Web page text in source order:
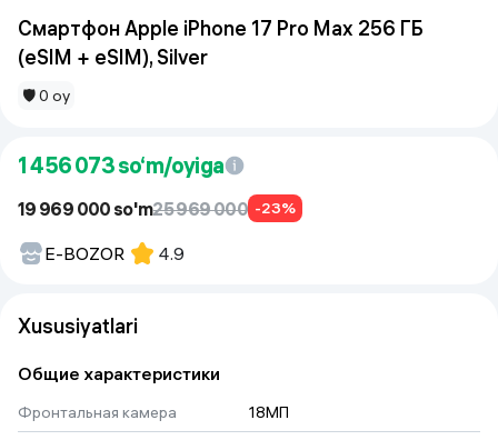
Смартфон Apple iPhone 17 Pro Max 256 ГБ
(eSIM + eSIM), Silver
🛡 0 oy
1 456 073so‘m/oyiga
19 969 000 so'm25 969 000 -23%
E-BOZOR 4.9
Xususiyatlari
Общие характеристики
Фронтальная камера
18МП